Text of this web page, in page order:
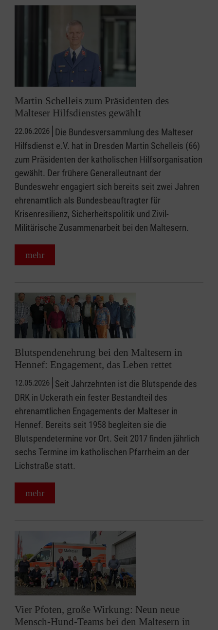
Martin Schelleis zum Präsidenten des
Malteser Hilfsdienstes gewählt
22.06.2026 Die Bundesversammlung des Malteser
Hilfsdienst e.V. hat in Dresden Martin Schelleis (66)
zum Präsidenten der katholischen Hilfsorganisation
gewählt. Der frühere Generalleutnant der
Bundeswehr engagiert sich bereits seit zwei Jahren
ehrenamtlich als Bundesbeauftragter für
Krisenresilienz, Sicherheitspolitik und Zivil-
Militärische Zusammenarbeit bei den Maltesern.
mehr
Blutspendenehrung bei den Maltesern in
Hennef: Engagement, das Leben rettet
12.05.2026 Seit Jahrzehnten ist die Blutspende des
DRK in Uckerath ein fester Bestandteil des
ehrenamtlichen Engagements der Malteser in
Hennef. Bereits seit 1958 begleiten sie die
Blutspendetermine vor Ort. Seit 2017 finden jährlich
sechs Termine im katholischen Pfarrheim an der
Lichstraße statt.
mehr
Vier Pfoten, große Wirkung: Neun neue
Mensch-Hund-Teams bei den Maltesern in